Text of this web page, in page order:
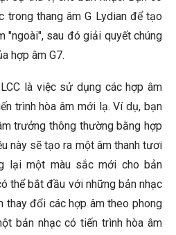
trong thang âm G Lydian để tạo
"ngoài", sau đó giải quyết chúng
hợp âm G7.
là việc sử dụng các hợp âm
trình hòa âm mới lạ. Ví dụ, bạn
trưởng thông thường bằng hợp
này sẽ tạo ra một âm thanh tươi
lại một màu sắc mới cho bản
thể bắt đầu với những bản nhạc
thay đổi các hợp âm theo phong
bản nhạc có tiến trình hòa âm